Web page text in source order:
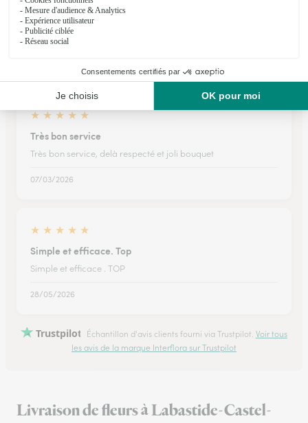
Pas de soucis Beau bouquet livraison…
Pas de soucis Beau bouquet livraison faite comme je
l'espérais. Merci je reviendrai.
★ ★ ★ ★ ★
Très bon service
Très bon service, delà respecté et joli bouquet
07/03/2026
★ ★ ★ ★ ★
Simple et efficace. Top
Simple et efficace . TOP
28/05/2026
Trustpilot Échantillon d'avis clients fourni via Trustpilot. Voir tous
les avis de la marque Interflora sur Trustpilot
Livraison de fleurs à Labastide-Castel-